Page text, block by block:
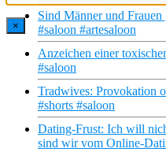
Sind Männer und
#saloon #artesaloon
Anzeichen einer
#saloon
Tradwives: Provokation
#shorts #saloon
Dating-Frust: Ich will
sind wir vom Online-
×